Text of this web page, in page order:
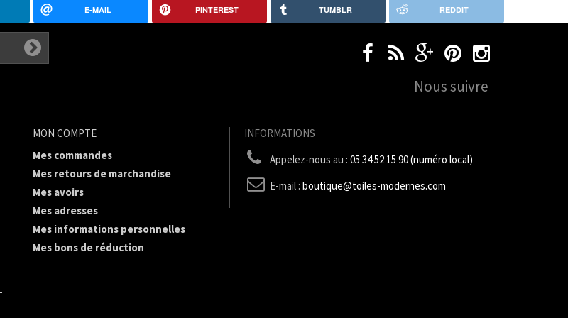
E-MAIL PINTEREST TUMBLR REDDIT
Nous suivre
MON COMPTE
Mes commandes
Mes retours de marchandise
Mes avoirs
Mes adresses
Mes informations personnelles
Mes bons de réduction
INFORMATIONS
Appelez-nous au : 05 34 52 15 90 (numéro local)
E-mail : boutique@toiles-modernes.com